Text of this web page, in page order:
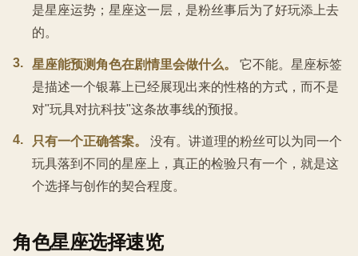
是星座运势；星座这一层，是粉丝事后为了好玩添上去
的。
3. 星座能预测角色在剧情里会做什么。
它不能。星座标签
是描述一个银幕上已经展现出来的性格的方式，而不是
对"玩具对抗科技"这条故事线的预报。
4. 只有一个正确答案。
没有。讲道理的粉丝可以为同一个
玩具落到不同的星座上，真正的检验只有一个，就是这
个选择与创作的契合程度。
角色星座选择速览